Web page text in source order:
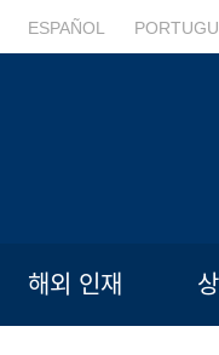
ESPAÑOL
해외 인재